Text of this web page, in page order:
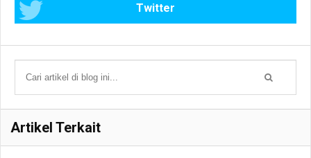
Twitter
Artikel Terkait